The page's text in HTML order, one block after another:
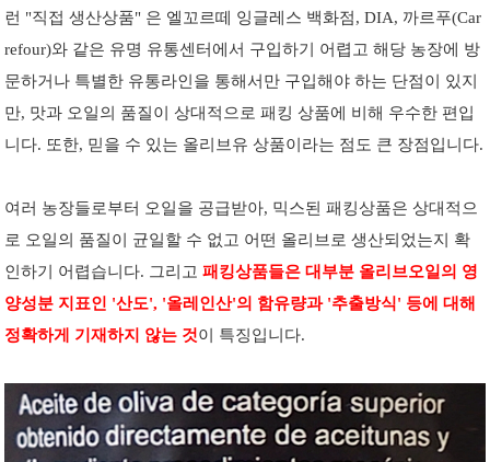
런 "직접 생산상품" 은 엘꼬르떼 잉글레스 백화점, DIA, 까르푸(Car
refour)와 같은 유명 유통센터에서 구입하기 어렵고 해당 농장에 방
문하거나 특별한 유통라인을 통해서만 구입해야 하는 단점이 있지
만, 맛과 오일의 품질이 상대적으로 패킹 상품에 비해 우수한 편입
니다. 또한, 믿을 수 있는 올리브유 상품이라는 점도 큰 장점입니다.
여러 농장들로부터 오일을 공급받아, 믹스된 패킹상품은 상대적으
로 오일의 품질이 균일할 수 없고 어떤 올리브로 생산되었는지 확
인하기 어렵습니다. 그리고 패킹상품들은 대부분 올리브오일의 영
양성분 지표인 '산도', '올레인산'의 함유량과 '추출방식' 등에 대해
정확하게 기재하지 않는 것이 특징입니다.